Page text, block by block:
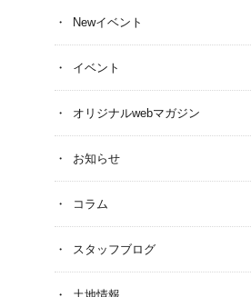
Newイベント
イベント
オリジナルwebマガジン
お知らせ
コラム
スタッフブログ
土地情報